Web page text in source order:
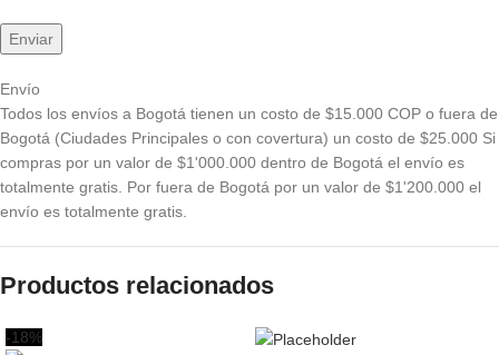
Envío
Todos los envíos a Bogotá tienen un costo de $15.000 COP o fuera de
Bogotá (Ciudades Principales o con covertura) un costo de $25.000 Si
compras por un valor de $1'000.000 dentro de Bogotá el envío es
totalmente gratis. Por fuera de Bogotá por un valor de $1'200.000 el
envío es totalmente gratis.
Productos relacionados
-18%